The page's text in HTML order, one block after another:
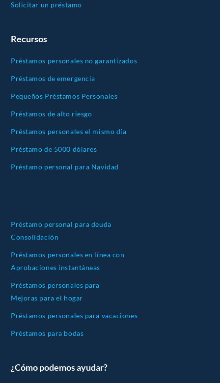
Solicitar un préstamo
Recursos
Préstamos personales no garantizados
Préstamos de emergencia
Pequeños Préstamos Personales
Préstamos de alto riesgo
Préstamos personales el mismo día
Préstamo de 5000 dólares
Préstamo personal para Navidad
Préstamo personal para deuda
Consolidación
Préstamos personales en línea con
Aprobaciones instantáneas
Préstamos personales para
Mejoras para el hogar
Préstamos personales para vacaciones
Préstamos para bodas
¿Cómo podemos ayudar?